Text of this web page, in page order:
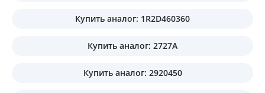
Купить аналог: 1R2D460360
Купить аналог: 2727A
Купить аналог: 2920450